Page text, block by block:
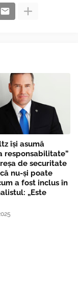
îşi asumă
responsabilitate”
de securitate
nu-și poate
a fost inclus în
„Este